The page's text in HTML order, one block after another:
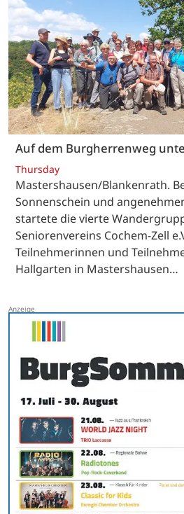
Auf dem Burgherrenweg
Thursday
Mastershausen/Blankenrath.
Sonnenschein und
startete die vierte
Seniorenvereins Cochem-Zell
Teilnehmerinnen und
Hallgarten in Mastershausen…